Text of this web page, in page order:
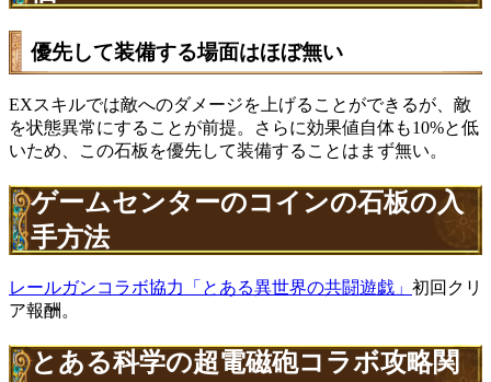
優先して装備する場面はほぼ無い
EXスキルでは敵へのダメージを上げることができるが、敵
を状態異常にすることが前提。さらに効果値自体も10%と低
いため、この石板を優先して装備することはまず無い。
ゲームセンターのコインの石板の入
手方法
レールガンコラボ協力「とある異世界の共闘遊戯」 初回クリ
ア報酬。
とある科学の超電磁砲コラボ攻略関